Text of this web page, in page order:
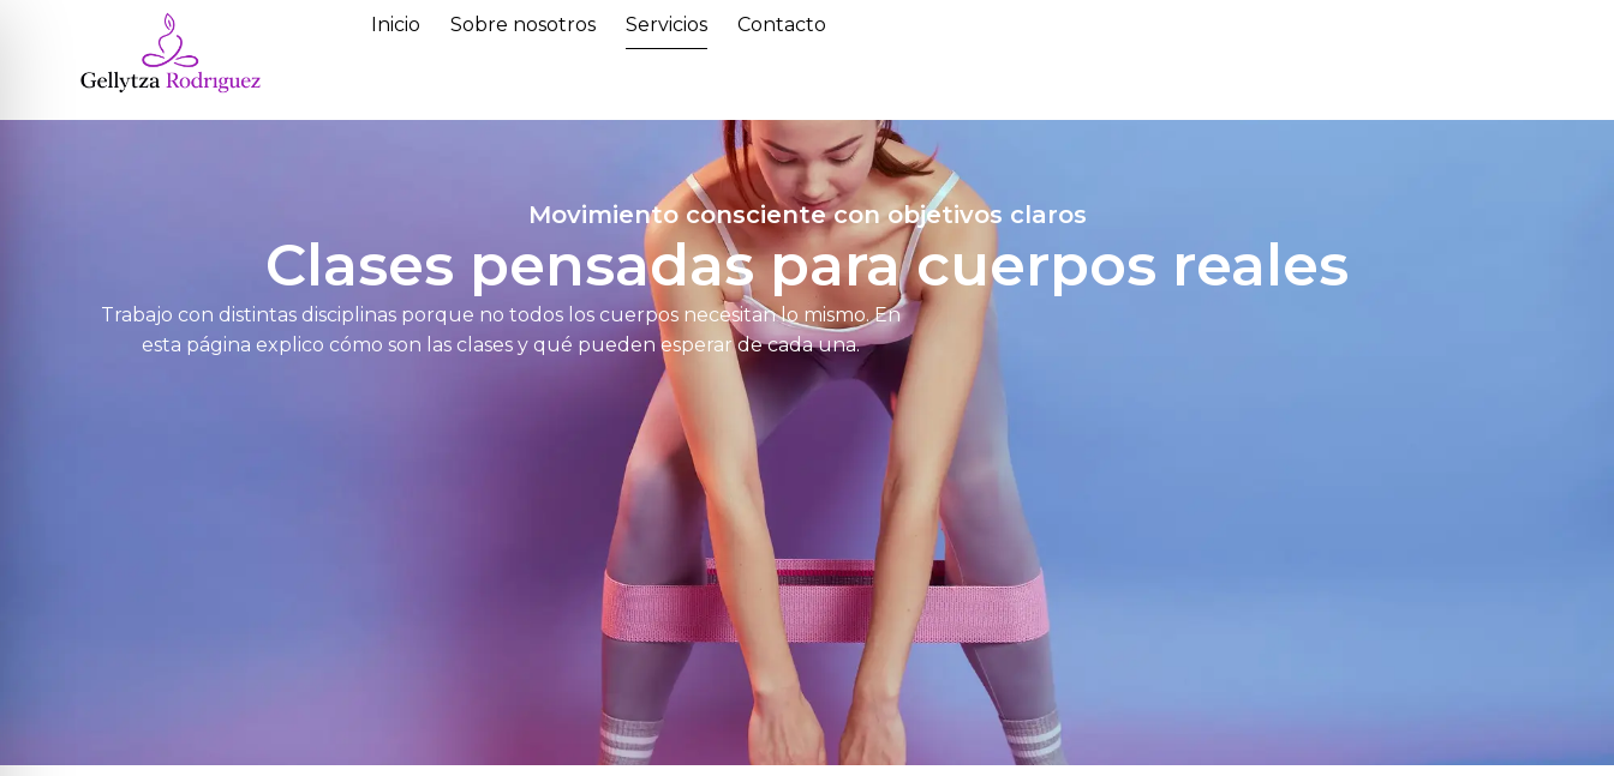
Inicio Sobre nosotros Servicios Contacto
Movimiento consciente con objetivos claros
Clases pensadas para cuerpos reales
Trabajo con distintas disciplinas porque no todos los cuerpos necesitan lo mismo. En
esta página explico cómo son las clases y qué pueden esperar de cada una.